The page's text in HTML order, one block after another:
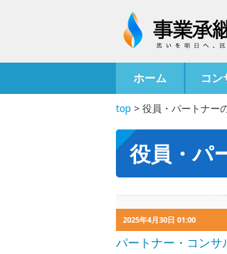
ホーム コン
top > 役員・パートナー
役員・パ
2025年4月30日 01:00
パートナー・コン